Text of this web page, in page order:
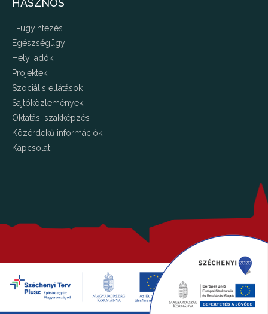
HASZNOS
E-ügyintézés
Egészségügy
Helyi adók
Projektek
Szociális ellátások
Sajtóközlemények
Oktatás, szakképzés
Közérdekű információk
Kapcsolat
Copyright © 2026 Kalocsa.hu Minden jog fenntartva!